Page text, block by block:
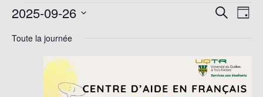
Évènements
26
septembre
2025
de
vues
Recherche
de
Jour
2025-09-26
une
Toute la journée